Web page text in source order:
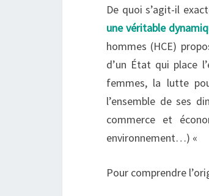
De quoi s’agit-il
une véritable
hommes (HCE)
d’un État qui place
femmes, la lutte
l’ensemble de ses
commerce et
environnement…) «
Pour comprendre